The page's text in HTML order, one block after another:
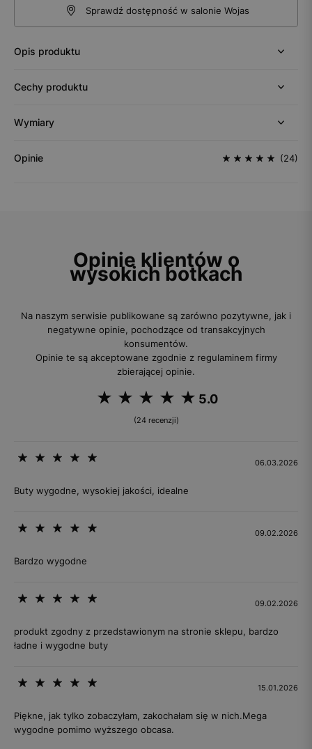
Sprawdź dostępność w salonie Wojas
Opis produktu
Cechy produktu
Wymiary
Opinie (24)
Opinie klientów o
wysokich botkach
Na naszym serwisie publikowane są zarówno pozytywne, jak i
negatywne opinie, pochodzące od transakcyjnych
konsumentów.
Opinie te są akceptowane zgodnie z regulaminem firmy
zbierającej opinie.
5.0
(24 recenzji)
06.03.2026
Buty wygodne, wysokiej jakości, idealne
09.02.2026
Bardzo wygodne
09.02.2026
produkt zgodny z przedstawionym na stronie sklepu, bardzo
ładne i wygodne buty
15.01.2026
Piękne, jak tylko zobaczyłam, zakochałam się w nich.Mega
wygodne pomimo wyższego obcasa.